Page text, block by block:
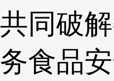
共同破
务食品